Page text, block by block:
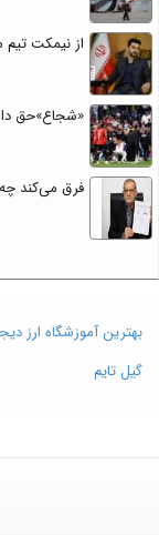
از نیمکت
«شجاع»حق
فرق می‌کند
بهترین آموزشگاه ارز
گیل تایم